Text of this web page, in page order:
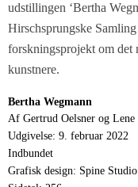
udstillingen ‘Bertha
Hirschsprungske
forskningsprojekt om det
kunstnere.
Bertha Wegmann
Af Gertrud Oelsner og
Udgivelse: 9. februar 2022
Indbundet
Grafisk design: Spine Studio